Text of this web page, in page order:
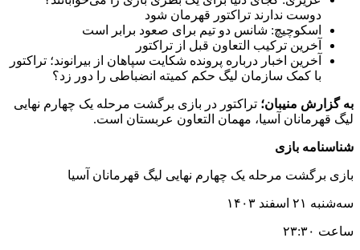
دوست ندارند تراکتور قهرمان شود
اسکوچیچ: شانس دو تیم برای صعود برابر است
آخرین ترکیب التعاون قبل از تراکتور
آخرین اخبار درباره پرونده شکایت سپاهان از بیرانوند؛ تراکتور
با کمک سازمان لیگ حکم کمیته انضباطی را دور زد؟
به گزارش منیبان؛ تراکتور در بازی برگشت مرحله یک چهارم نهایی
لیگ قهرمانان آسیا، مهمان التعاون عربستان است.
شناسنامه بازی
بازی برگشت مرحله یک چهارم نهایی لیگ قهرمانان آسیا
سه‌شنبه ۲۱ اسفند ۱۴۰۳
ساعت ۲۳:۳۰